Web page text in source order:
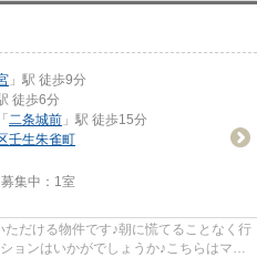
」駅 徒歩9分
徒歩6分
「 二条城前 」駅 徒歩15分
壬生朱雀町
集中： 1室
だける物件です♪朝に慌てることなく行
ョンはいかがでしょうか♪こちらはマン